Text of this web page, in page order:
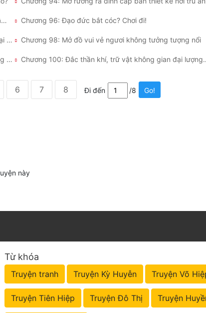
Chương 95: Lần thứ hai nguy cơ đã đến, lại lần nữa nắm giữ chủ động! Chương 96: Đạo đức bắt cóc? Chơi đi!
Chương 97: Thịt nướng phối carbonic acid thịnh yến, lại vào di tích! Chương 98: Mở đồ vui vẻ ngươi không tưởng tượng nổi
Chương 99: Nghi thức quỷ dị, lại thu hoạch rương vàng bảo vật! Chương 100: Đắc
6 7 8 Đi đến /8 Go!
này
Từ khóa
Truyện tranh Truyện Kỳ Huyễn Truyện Võ
Truyện Tiên Hiệp Truyện Đô Thị Truyện